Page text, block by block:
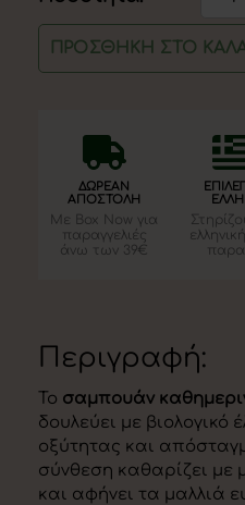
Σαμπουάν
καθημερινής
ποσότητα
ΠΡΟΣΘΉΚΗ ΣΤΟ
ΔΩΡΕΑΝ
ΑΠΟΣΤΟΛΗ
Με Box Now για
παραγγελιές
άνω των 39€
Περιγραφή:
Το σαμπουάν
δουλεύει με βιολογικό
οξύτητας και
σύνθεση καθαρίζει με
και αφήνει τα μαλλιά